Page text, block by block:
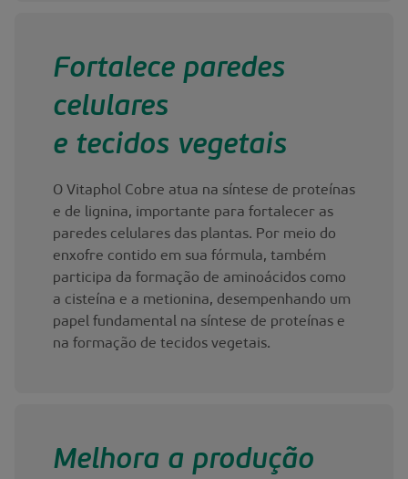
Fortalece paredes
celulares
e tecidos vegetais
O Vitaphol Cobre atua na síntese de proteínas
e de lignina, importante para fortalecer as
paredes celulares das plantas. Por meio do
enxofre contido em sua fórmula, também
participa da formação de aminoácidos como
a cisteína e a metionina, desempenhando um
papel fundamental na síntese de proteínas e
na formação de tecidos vegetais.
Melhora a produção